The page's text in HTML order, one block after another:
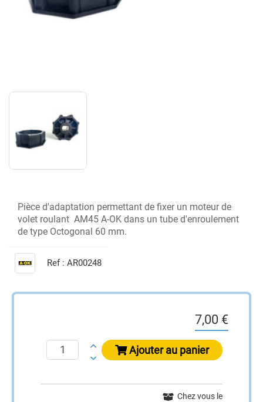
Pièce d'adaptation permettant de fixer un moteur de
volet roulant AM45 A-OK dans un tube d'enroulement
de type Octogonal 60 mm.
Ref : AR00248
7,00 €
Ajouter au panier
Chez vous le